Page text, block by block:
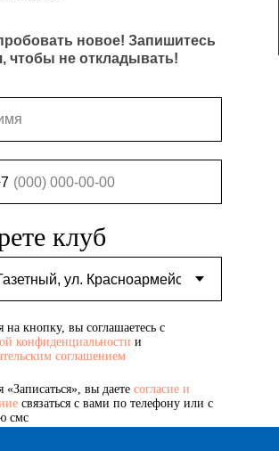
новое! Запишитесь
чтобы не откладывать!
клуб
кнопку, вы соглашаетесь с
конфиденциальности и
соглашением
вы даете согласие и
связаться с вами по телефону или с
смс